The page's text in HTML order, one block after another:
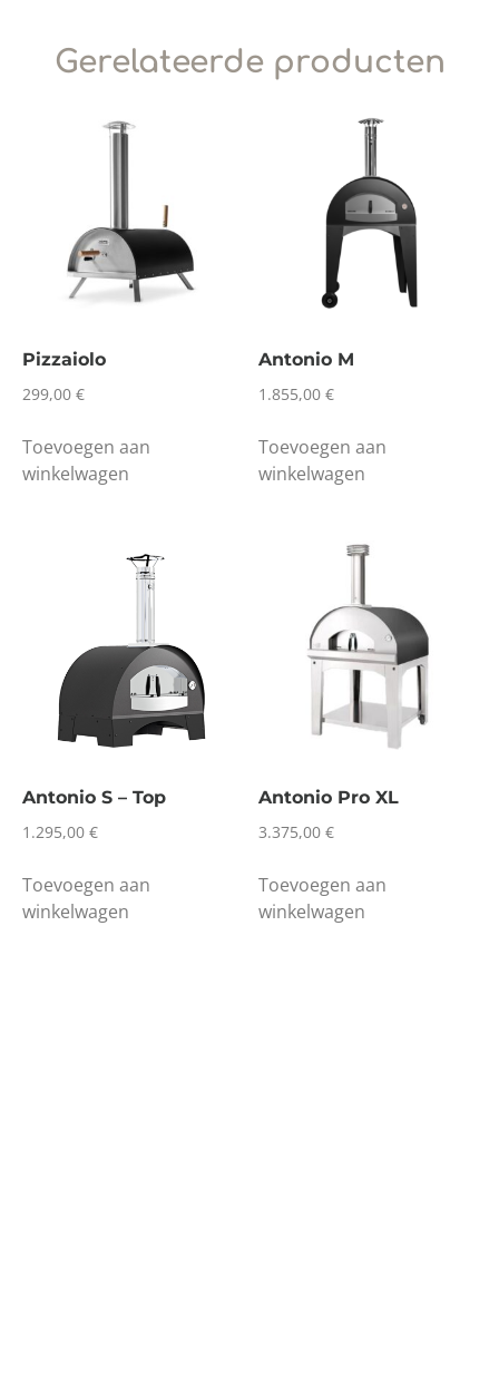
Gerelateerde producten
Pizzaiolo
299,00 €
Toevoegen aan
winkelwagen
Antonio M
1.855,00€
Toevoegen aan
winkelwagen
Antonio S – Top
1.295,00 €
Toevoegen aan
winkelwagen
Antonio Pro XL
3.375,00€
Toevoegen aan
winkelwagen